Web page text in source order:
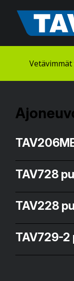
sisältöön
TAV728
TAV228
TAV729-